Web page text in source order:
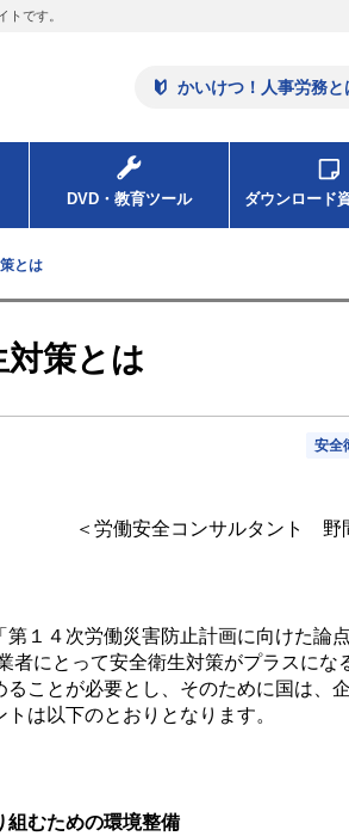
です。
かいけつ！人事労務と
DVD・教育ツール ダウンロ
とは
対策とは
安全
＜労働安全コンサルタント 野
１４次労働災害防止計画に向けた論
にとって安全衛生対策がプラスにな
ことが必要とし、そのために国は、
は以下のとおりとなります。
むための環境整備